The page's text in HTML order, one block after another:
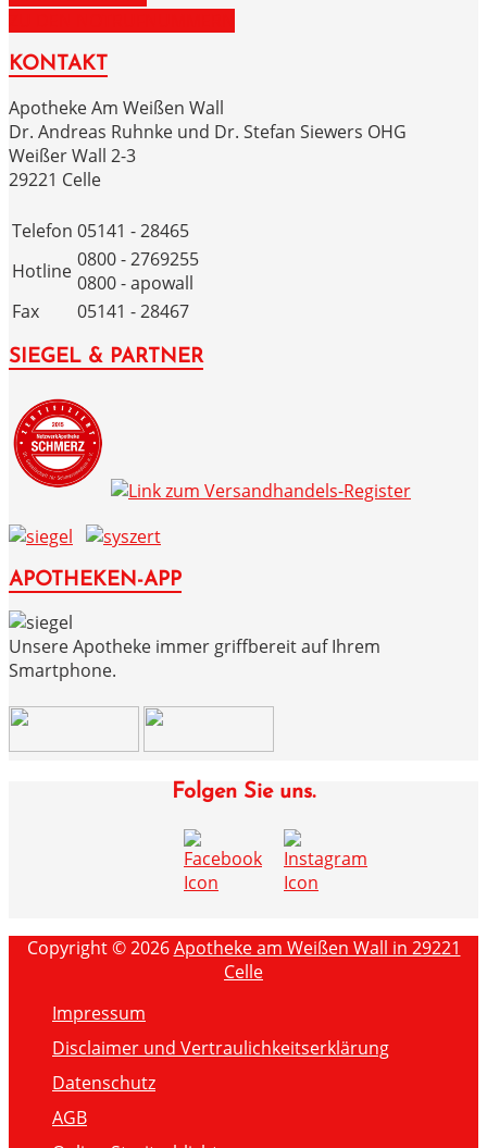
KONTAKT
Apotheke Am Weißen Wall
Dr. Andreas Ruhnke und Dr. Stefan Siewers OHG
Weißer Wall 2-3
29221 Celle
Telefon 05141 - 28465
Hotline 0800 - 2769255
0800 - apowall
Fax
05141 - 28467
SIEGEL & PARTNER
APOTHEKEN-APP
Unsere Apotheke immer griffbereit auf Ihrem
Smartphone.
Folgen Sie uns.
Copyright © 2026Apotheke am Weißen Wall in 29221
Celle
Impressum
Disclaimer und Vertraulichkeitserklärung
Datenschutz
AGB